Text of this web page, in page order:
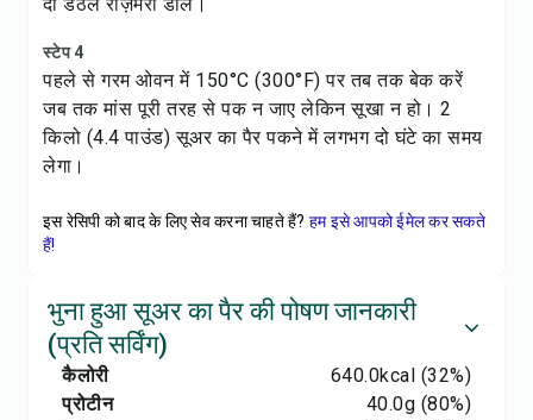
स्टेप 4
पहले से गरम ओवन में 150°C (300°F) पर तब तक बेक करें
जब तक मांस पूरी तरह से पक न जाए लेकिन सूखा न हो। 2
किलो (4.4 पाउंड) सूअर का पैर पकने में लगभग दो घंटे का समय
लेगा।
इस रेसिपी को बाद के लिए सेव करना चाहते हैं? हम इसे आपको ईमेल कर सकते
हैं!
भुना हुआ सूअर का पैर की पोषण जानकारी
(प्रति सर्विंग)
कैलोरी 640.0kcal (32%)
प्रोटीन
40.0g (80%)